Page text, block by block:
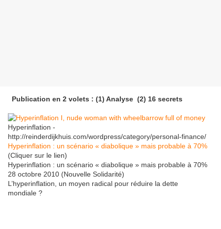
Publication en 2 volets : (1) Analyse (2) 16 secrets
Hyperinflation -
http://reinderdijkhuis.com/wordpress/category/personal-finance/
Hyperinflation : un scénario « diabolique » mais probable à 70%
(Cliquer sur le lien)
Hyperinflation : un scénario « diabolique » mais probable à 70%
28 octobre 2010 (Nouvelle Solidarité)
L’hyperinflation, un moyen radical pour réduire la dette
mondiale ?